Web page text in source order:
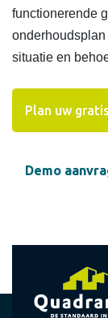
functionerende
situatie en
Plan uw
Demo